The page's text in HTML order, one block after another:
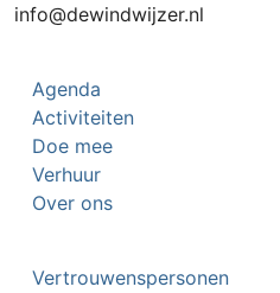
info@dewindwijzer.nl
Agenda
Activiteiten
Doe mee
Verhuur
Over ons
Vertrouwenspersonen